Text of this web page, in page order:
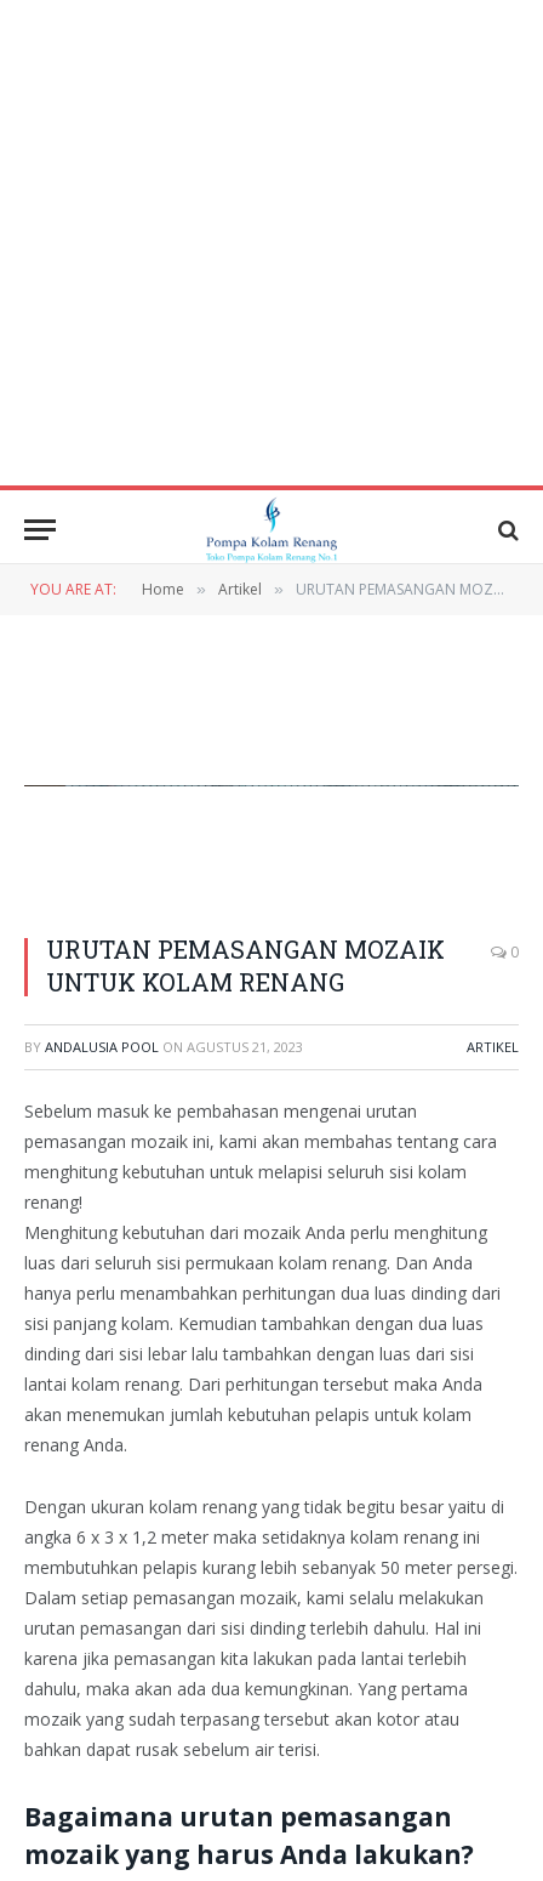
YOU ARE AT: Home » Artikel » URUTAN PEMASANGAN MOZAIK UNTUK KOLAM RENANG
URUTAN PEMASANGAN MOZAIK
UNTUK KOLAM RENANG
0
BY ANDALUSIA POOL ON AGUSTUS 21, 2023 ARTIKEL
Sebelum masuk ke pembahasan mengenai urutan
pemasangan mozaik ini, kami akan membahas tentang cara
menghitung kebutuhan untuk melapisi seluruh sisi kolam
renang!
Menghitung kebutuhan dari mozaik Anda perlu menghitung
luas dari seluruh sisi permukaan kolam renang. Dan Anda
hanya perlu menambahkan perhitungan dua luas dinding dari
sisi panjang kolam. Kemudian tambahkan dengan dua luas
dinding dari sisi lebar lalu tambahkan dengan luas dari sisi
lantai kolam renang. Dari perhitungan tersebut maka Anda
akan menemukan jumlah kebutuhan pelapis untuk kolam
renang Anda.
Dengan ukuran kolam renang yang tidak begitu besar yaitu di
angka 6 x 3 x 1,2 meter maka setidaknya kolam renang ini
membutuhkan pelapis kurang lebih sebanyak 50 meter persegi.
Dalam setiap pemasangan mozaik, kami selalu melakukan
urutan pemasangan dari sisi dinding terlebih dahulu. Hal ini
karena jika pemasangan kita lakukan pada lantai terlebih
dahulu, maka akan ada dua kemungkinan. Yang pertama
mozaik yang sudah terpasang tersebut akan kotor atau
bahkan dapat rusak sebelum air terisi.
Bagaimana urutan pemasangan
mozaik yang harus Anda lakukan?